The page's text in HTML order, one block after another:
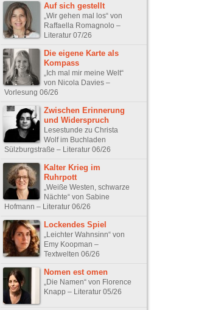
Auf sich gestellt
„Wir gehen mal los“ von
Raffaella Romagnolo –
Literatur 07/26
Die eigene Karte als
Kompass
„Ich mal mir meine Welt“
von Nicola Davies –
Vorlesung 06/26
Zwischen Erinnerung
und Widerspruch
Lesestunde zu Christa
Wolf im Buchladen
Sülzburgstraße – Literatur 06/26
Kalter Krieg im
Ruhrpott
„Weiße Westen, schwarze
Nächte“ von Sabine
Hofmann – Literatur 06/26
Lockendes Spiel
„Leichter Wahnsinn“ von
Emy Koopman –
Textwelten 06/26
Nomen est omen
„Die Namen“ von Florence
Knapp – Literatur 05/26